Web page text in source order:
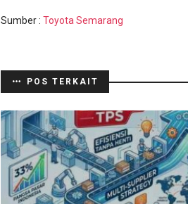
Sumber : Toyota Semarang
POS TERKAIT